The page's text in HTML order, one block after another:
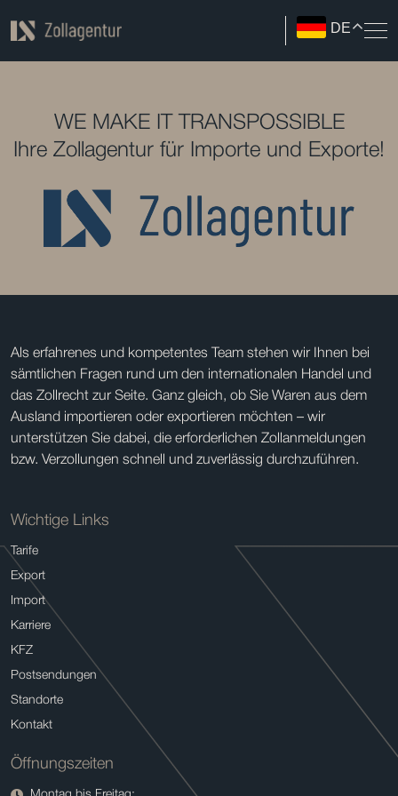
DE
WE MAKE IT TRANSPOSSIBLE
Ihre Zollagentur für Importe und Exporte!
Als erfahrenes und kompetentes Team stehen wir Ihnen bei
sämtlichen Fragen rund um den internationalen Handel und
das Zollrecht zur Seite. Ganz gleich, ob Sie Waren aus dem
Ausland importieren oder exportieren möchten – wir
unterstützen Sie dabei, die erforderlichen Zollanmeldungen
bzw. Verzollungen schnell und zuverlässig durchzuführen.
Wichtige Links
Tarife
Export
Import
Karriere
KFZ
Postsendungen
Standorte
Kontakt
Öffnungszeiten